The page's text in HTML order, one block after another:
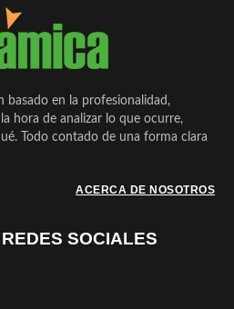
en la profesionalidad,
hora de analizar lo que ocurre,
Todo contado de una forma clara
ACERCA DE NOSOTROS
SOCIALES